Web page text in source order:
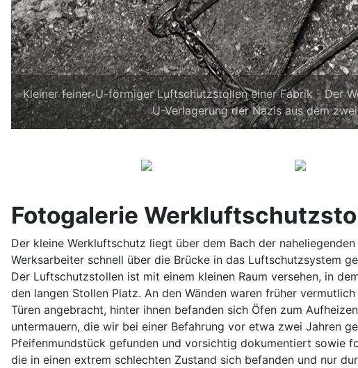
Kleiner feiner U-förmiger Luftschutzstollen einer Fabrik - Der
U-Verlagerung der Nazis aus dem
Fotogalerie
Der kleine Werkluftschutz liegt über dem Bach der
Werksarbeiter schnell über die Brücke in das Luftschutzsystem
Der Luftschutzstollen ist mit einem kleinen Raum versehen, in
den langen Stollen Platz. An den Wänden waren früher
Türen angebracht, hinter ihnen befanden sich Öfen zum
untermauern, die wir bei einer Befahrung vor etwa zwei Jahren
Pfeifenmundstück gefunden und vorsichtig dokumentiert sowie
die in einen extrem schlechten Zustand sich befanden und nur